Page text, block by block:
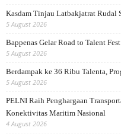
Kasdam Tinjau Latbakjatrat Rudal
5 August 2026
Bappenas Gelar Road to Talent
5 August 2026
Berdampak ke 36 Ribu Talenta,
5 August 2026
PELNI Raih Penghargaan
Konektivitas Maritim Nasional
4 August 2026